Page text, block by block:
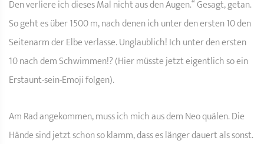
Den verliere ich dieses Mal nicht aus den Augen.“ Gesagt, getan.
So geht es über 1500 m, nach denen ich unter den ersten 10 den
Seitenarm der Elbe verlasse. Unglaublich! Ich unter den ersten
10 nach dem Schwimmen!? (Hier müsste jetzt eigentlich so ein
Erstaunt-sein-Emoji folgen).
Am Rad angekommen, muss ich mich aus dem Neo quälen. Die
Hände sind jetzt schon so klamm, dass es länger dauert als sonst.